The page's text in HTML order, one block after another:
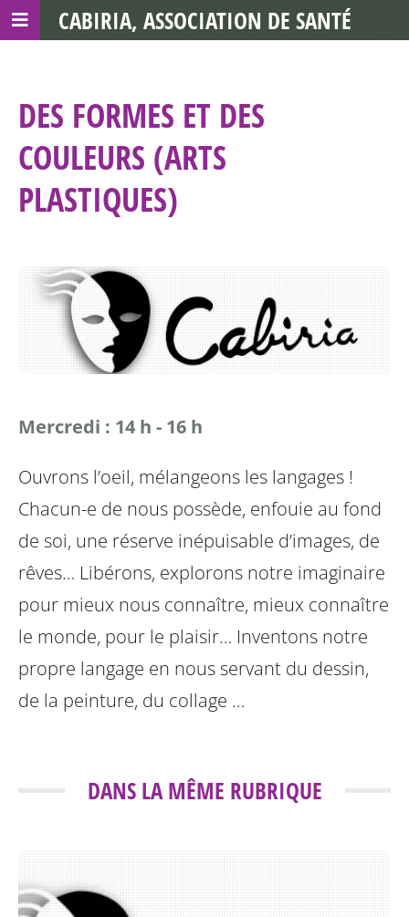
DES FORMES ET DES
COULEURS (ARTS
PLASTIQUES)
Mercredi : 14 h - 16 h
Ouvrons l’oeil, mélangeons les langages !
Chacun-e de nous possède, enfouie au fond
de soi, une réserve inépuisable d’images, de
rêves… Libérons, explorons notre imaginaire
pour mieux nous connaître, mieux connaître
le monde, pour le plaisir… Inventons notre
propre langage en nous servant du dessin,
de la peinture, du collage …
DANS LA MÊME RUBRIQUE
CABIRIA, ASSOCIATION DE SANTÉ